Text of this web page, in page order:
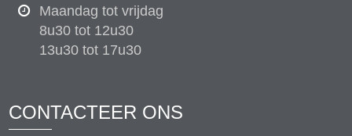
Maandag tot vrijdag
8u30 tot 12u30
13u30 tot 17u30
CONTACTEER ONS